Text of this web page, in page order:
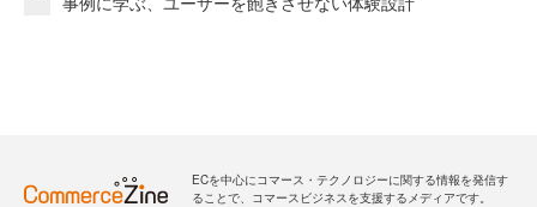
ECを中心にコマース・テクノロジーに関する情報を発信す
ることで、コマースビジネスを支援するメディアです。